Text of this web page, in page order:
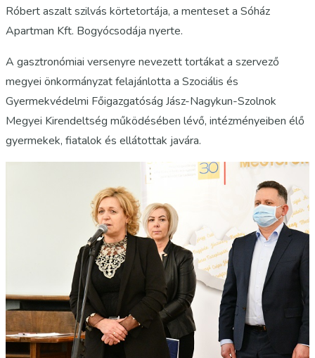
Róbert aszalt szilvás körtetortája, a menteset a Sóház
Apartman Kft. Bogyócsodája nyerte.
A gasztronómiai versenyre nevezett tortákat a szervező
megyei önkormányzat felajánlotta a Szociális és
Gyermekvédelmi Főigazgatóság Jász-Nagykun-Szolnok
Megyei Kirendeltség működésében lévő, intézményeiben élő
gyermekek, fiatalok és ellátottak javára.